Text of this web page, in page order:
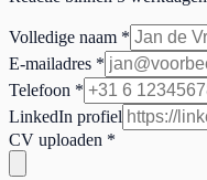
Volledige naam *
E-mailadres *
Telefoon *
LinkedIn profiel
CV uploaden *